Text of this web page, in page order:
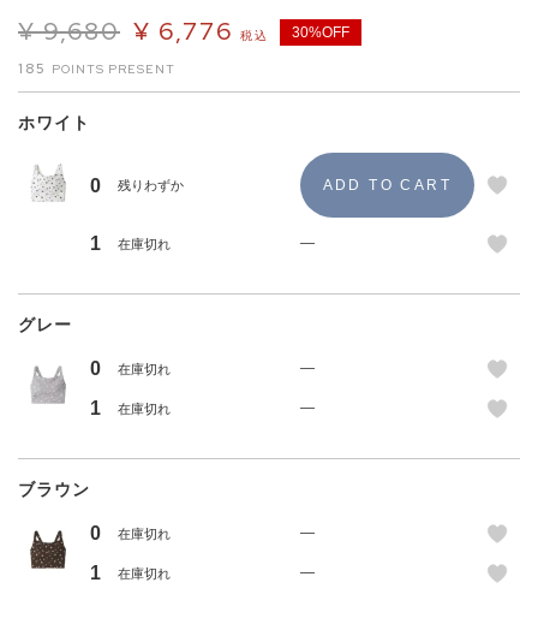
¥ 9,680 ¥ 6,776 税込 30%OFF
185
ホワイト
0 残りわずか
1 在庫切れ —
グレー
0 在庫切れ —
1 在庫切れ —
ブラウン
0 在庫切れ —
1 在庫切れ —